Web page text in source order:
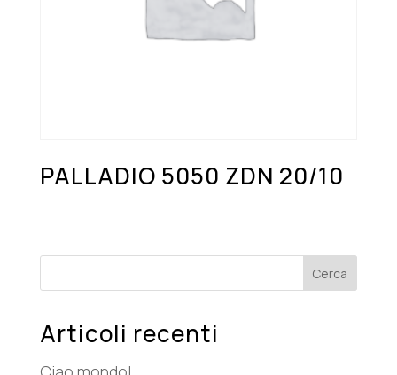
PALLADIO 5050 ZDN 20/10
Cerca
Articoli recenti